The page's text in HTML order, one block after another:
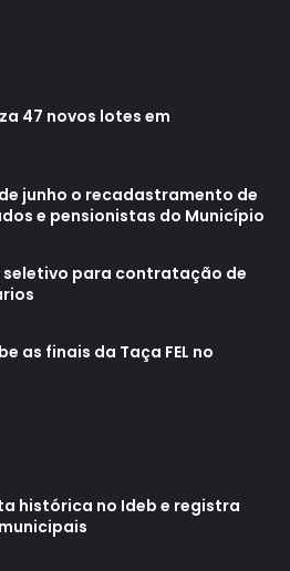
47 novos lotes em
junho o recadastramento de
e pensionistas do Município
para contratação de
as finais da Taça FEL no
histórica no Ideb e registra